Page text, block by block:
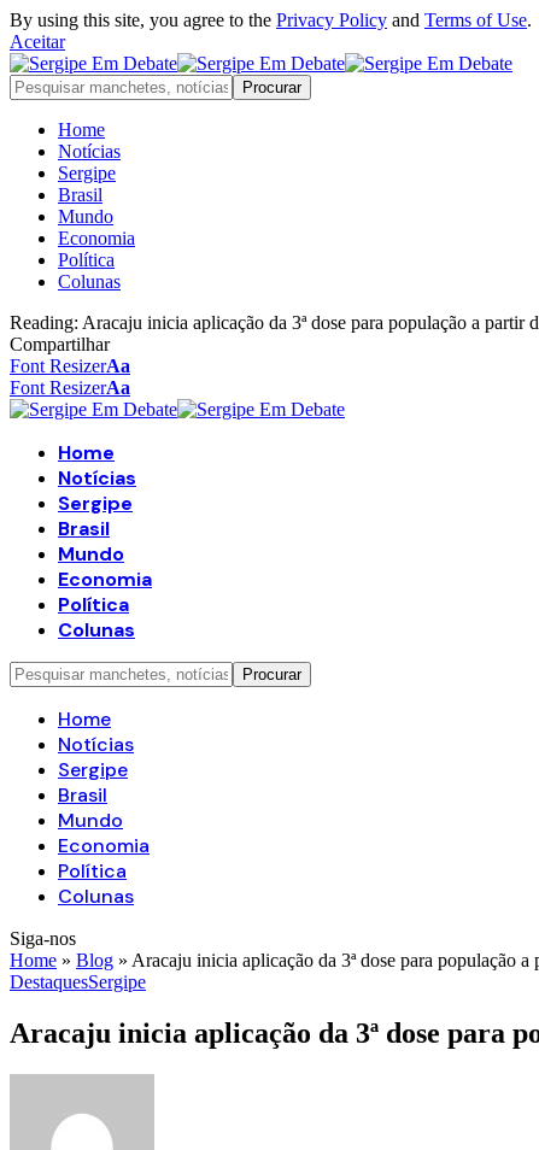
By using this site, you agree to the Privacy Policy and Terms of Use.
Aceitar
Home
Notícias
Sergipe
Brasil
Mundo
Economia
Política
Colunas
Reading: Aracaju inicia aplicação da 3ª dose para população a partir
Compartilhar
Font ResizerAa
Font ResizerAa
Home
Notícias
Sergipe
Brasil
Mundo
Economia
Política
Colunas
Home
Notícias
Sergipe
Brasil
Mundo
Economia
Política
Colunas
Siga-nos
Home » Blog » Aracaju inicia aplicação da 3ª dose para população
DestaquesSergipe
Aracaju inicia aplicação da 3ª dose para